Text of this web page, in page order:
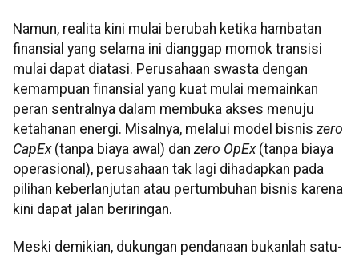
Namun, realita kini mulai berubah ketika hambatan
finansial yang selama ini dianggap momok transisi
mulai dapat diatasi. Perusahaan swasta dengan
kemampuan finansial yang kuat mulai memainkan
peran sentralnya dalam membuka akses menuju
ketahanan energi. Misalnya, melalui model bisnis zero
CapEx(tanpa biaya awal) dan zero OpEx(tanpa biaya
operasional), perusahaan tak lagi dihadapkan pada
pilihan keberlanjutan atau pertumbuhan bisnis karena
kini dapat jalan beriringan.
Meski demikian, dukungan pendanaan bukanlah satu-